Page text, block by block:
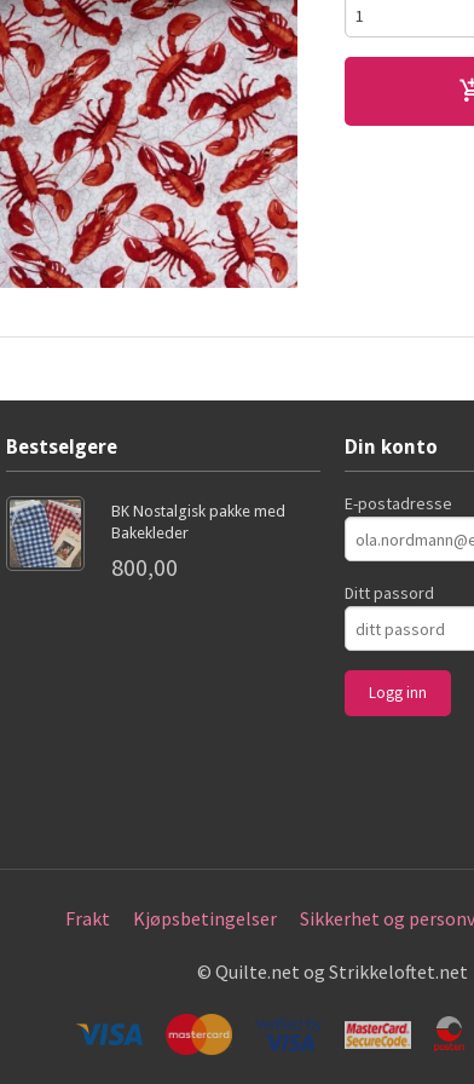
Bestselgere
BK Nostalgisk pakke med
Bakekleder
800,00
Din konto
E-postadresse
Ditt passord
Frakt Kjøpsbetingelser Sikkerhet og
© Quilte.net og Strikkeloftet.net